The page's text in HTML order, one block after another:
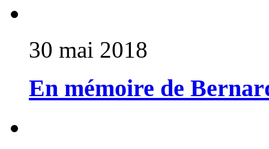
30 mai 2018
En mémoire de